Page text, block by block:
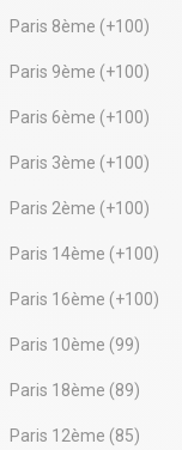
Paris 8ème (+100)
Paris 9ème (+100)
Paris 6ème (+100)
Paris 3ème (+100)
Paris 2ème (+100)
Paris 14ème (+100)
Paris 16ème (+100)
Paris 10ème (99)
Paris 18ème (89)
Paris 12ème (85)